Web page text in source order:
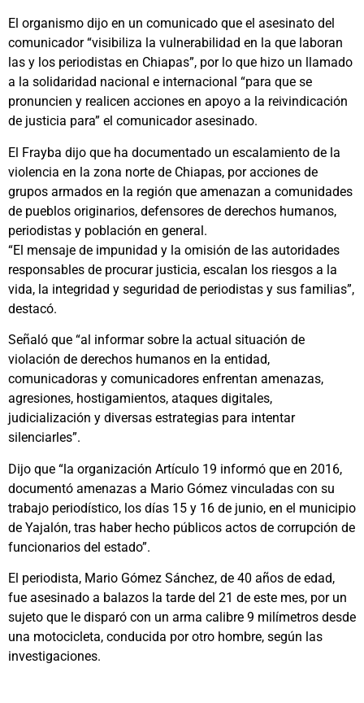
El organismo dijo en un comunicado que el asesinato del
comunicador “visibiliza la vulnerabilidad en la que laboran
las y los periodistas en Chiapas”, por lo que hizo un llamado
a la solidaridad nacional e internacional “para que se
pronuncien y realicen acciones en apoyo a la reivindicación
de justicia para” el comunicador asesinado.
El Frayba dijo que ha documentado un escalamiento de la
violencia en la zona norte de Chiapas, por acciones de
grupos armados en la región que amenazan a comunidades
de pueblos originarios, defensores de derechos humanos,
periodistas y población en general.
“El mensaje de impunidad y la omisión de las autoridades
responsables de procurar justicia, escalan los riesgos a la
vida, la integridad y seguridad de periodistas y sus familias”,
destacó.
Señaló que “al informar sobre la actual situación de
violación de derechos humanos en la entidad,
comunicadoras y comunicadores enfrentan amenazas,
agresiones, hostigamientos, ataques digitales,
judicialización y diversas estrategias para intentar
silenciarles”.
Dijo que “la organización Artículo 19 informó que en 2016,
documentó amenazas a Mario Gómez vinculadas con su
trabajo periodístico, los días 15 y 16 de junio, en el municipio
de Yajalón, tras haber hecho públicos actos de corrupción de
funcionarios del estado”.
El periodista, Mario Gómez Sánchez, de 40 años de edad,
fue asesinado a balazos la tarde del 21 de este mes, por un
sujeto que le disparó con un arma calibre 9 milímetros desde
una motocicleta, conducida por otro hombre, según las
investigaciones.